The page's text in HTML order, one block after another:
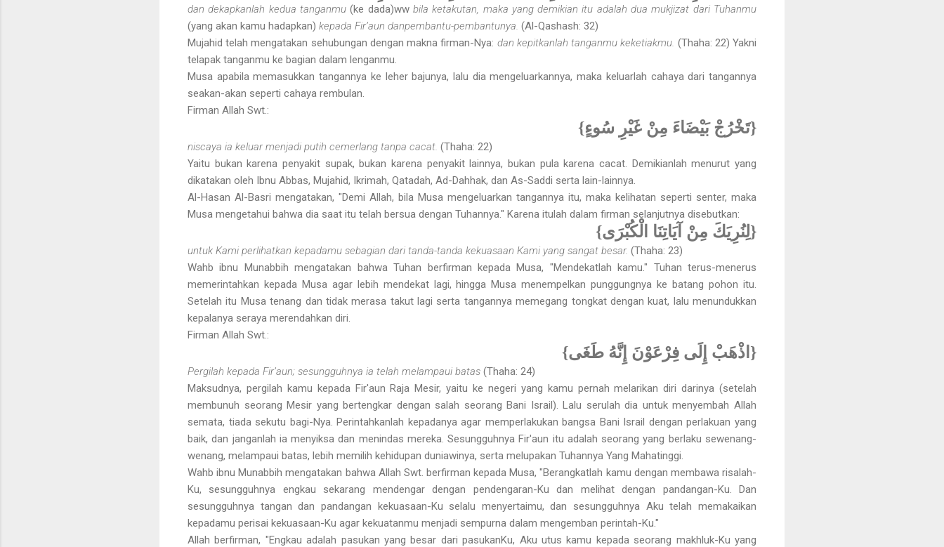
dan dekapkanlah kedua tanganmu(ke dada)ww bila ketakutan, maka yang demikian itu adalah dua mukjizat dari Tuhanmu
(yang akan kamu hadapkan) kepada Fir’aun danpembantu-pembantunya. (Al-Qashash: 32)
Mujahid telah mengatakan sehubungan dengan makna firman-Nya: dan kepitkanlah tanganmu keketiakmu. (Thaha: 22) Yakni
telapak tanganmu ke bagian dalam lenganmu.
Musa apabila memasukkan tangannya ke leher bajunya, lalu dia mengeluarkannya, maka keluarlah cahaya dari tangannya
seakan-akan seperti cahaya rembulan.
Firman Allah Swt.:
{تَخْرُجْ بَيْضَاءَ مِنْ غَيْرِ سُوءٍ}
niscaya ia keluar menjadi putih cemerlang tanpa cacat. (Thaha: 22)
Yaitu bukan karena penyakit supak, bukan karena penyakit lainnya, bukan pula karena cacat. Demikianlah menurut yang
dikatakan oleh Ibnu Abbas, Mujahid, Ikrimah, Qatadah, Ad-Dahhak, dan As-Saddi serta lain-lainnya.
Al-Hasan Al-Basri mengatakan, "Demi Allah, bila Musa mengeluarkan tangannya itu, maka kelihatan seperti senter, maka
Musa mengetahui bahwa dia saat itu telah bersua dengan Tuhannya." Karena itulah dalam firman selanjutnya disebutkan:
{لِنُرِيَكَ مِنْ آيَاتِنَا الْكُبْرَى}
untuk Kami perlihatkan kepadamu sebagian dari tanda-tanda kekuasaan Kami yang sangat besar. (Thaha: 23)
Wahb ibnu Munabbih mengatakan bahwa Tuhan berfirman kepada Musa, "Mendekatlah kamu." Tuhan terus-menerus
memerintahkan kepada Musa agar lebih mendekat lagi, hingga Musa menempelkan punggungnya ke batang pohon itu.
Setelah itu Musa tenang dan tidak merasa takut lagi serta tangannya memegang tongkat dengan kuat, lalu menundukkan
kepalanya seraya merendahkan diri.
Firman Allah Swt.:
{اذْهَبْ إِلَى فِرْعَوْنَ إِنَّهُ طَغَى}
Pergilah kepada Fir’aun; sesungguhnya ia telah melampaui batas (Thaha: 24)
Maksudnya, pergilah kamu kepada Fir'aun Raja Mesir, yaitu ke negeri yang kamu pernah melarikan diri darinya (setelah
membunuh seorang Mesir yang bertengkar dengan salah seorang Bani Israil). Lalu serulah dia untuk menyembah Allah
semata, tiada sekutu bagi-Nya. Perintahkanlah kepadanya agar memperlakukan bangsa Bani Israil dengan perlakuan yang
baik, dan janganlah ia menyiksa dan menindas mereka. Sesungguhnya Fir'aun itu adalah seorang yang berlaku sewenang-
wenang, melampaui batas, lebih memilih kehidupan duniawinya, serta melupakan Tuhannya Yang Mahatinggi.
Wahb ibnu Munabbih mengatakan bahwa Allah Swt. berfirman kepada Musa, "Berangkatlah kamu dengan membawa risalah-
Ku, sesungguhnya engkau sekarang mendengar dengan pendengaran-Ku dan melihat dengan pandangan-Ku. Dan
sesungguhnya tangan dan pandangan kekuasaan-Ku selalu menyertaimu, dan sesungguhnya Aku telah memakaikan
kepadamu perisai kekuasaan-Ku agar kekuatanmu menjadi sempurna dalam mengemban perintah-Ku."
Allah berfirman, "Engkau adalah pasukan yang besar dari pasukan­Ku, Aku utus kamu kepada seorang makhluk-Ku yang